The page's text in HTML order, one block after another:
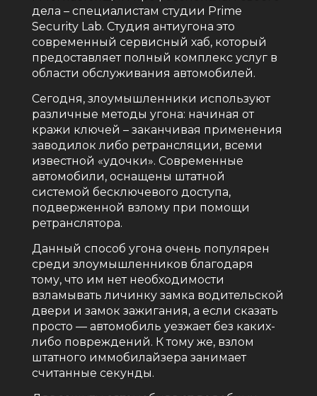
дела – специалистам студии Prime
Security Lab. Студия антиугона это
современный сервисный хаб, который
предоставляет полный комплекс услуг в
области обслуживания автомобилей.
Сегодня, злоумышленники используют
различные методы угона: начиная от
кражи ключей – заканчивая применения
заводилок либо ретрансляции, всеми
известной «удочки». Современные
автомобили, оснащены штатной
системой бесключевого доступа,
подверженной взлому при помощи
ретранслятора.
Данный способ угона очень популярен
среди злоумышленников благодаря
тому, что им нет необходимости
взламывать личинку замка водительской
двери и замок зажигания, а если сказать
просто — автомобиль уезжает без каких-
либо повреждений. К тому же, взлом
штатного иммобилайзера занимает
считанные секунды.